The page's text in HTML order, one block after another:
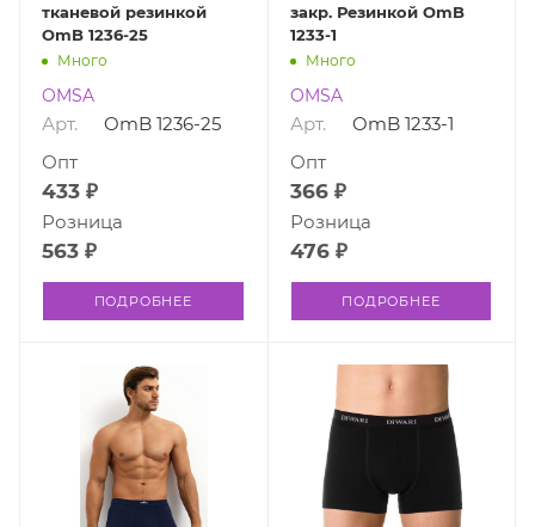
тканевой резинкой
OmB 1236-25
Много
OMSA
Арт. OmB 1236-25
433 ₽
Опт
563 ₽
Розница
ПОДРОБНЕЕ
закр. Резинкой OmB
1233-1
Много
OMSA
Арт. OmB 1233-1
366 ₽
Опт
476 ₽
Розница
ПОДРОБНЕЕ